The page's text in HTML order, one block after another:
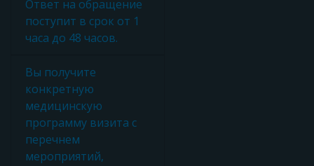
Ответ на обращение
поступит в срок от 1
часа до 48 часов.
Вы получите
конкретную
медицинскую
программу визита с
перечнем
мероприятий,